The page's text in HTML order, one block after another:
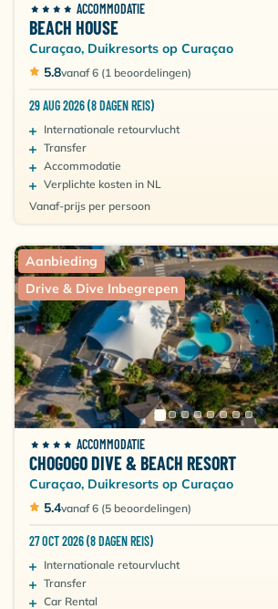
ACCOMMODATIE
BEACH HOUSE
Curaçao, Duikresorts op Curaçao
5.8vanaf 6 (1 beoordelingen)
29 AUG 2026 (8 DAGEN REIS)
Internationale retourvlucht
Transfer
Accommodatie
Verplichte kosten in NL
Vanaf-prijs per persoon
Aanbieding
Drive & Dive Inbegrepen
ACCOMMODATIE
CHOGOGO DIVE & BEACH RESORT
Curaçao, Duikresorts op Curaçao
5.4vanaf 6 (5 beoordelingen)
27 OCT 2026 (8 DAGEN REIS)
Internationale retourvlucht
Transfer
Car Rental